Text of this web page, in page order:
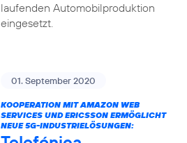
laufenden Automobilproduktion
eingesetzt.
01. September 2020
KOOPERATION MIT AMAZON WEB
SERVICES UND ERICSSON ERMÖGLICHT
NEUE 5G-INDUSTRIELÖSUNGEN: